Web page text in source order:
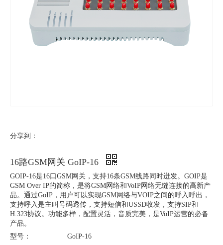
分享到：
16路GSM网关 GoIP-16
GOIP-16是16口GSM网关，支持16条GSM线路同时迸发。GOIP是
GSM Over IP的简称，是将GSM网络和VoIP网络无缝连接的高新产
品。通过GoIP，用户可以实现GSM网络与VOIP之间的呼入呼出，
支持呼入是主叫号码透传，支持短信和USSD收发，支持SIP和
H.323协议。功能多样，配置灵活，音质完美，是VoIP运营的必备
产品。
型号：
GoIP-16